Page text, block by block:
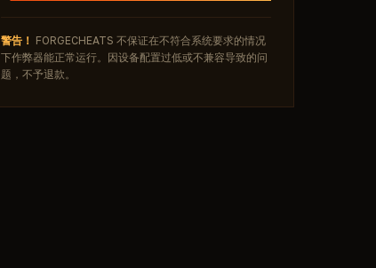
警告！ FORGECHEATS 不保证在不符合系统要求的情况
下作弊器能正常运行。因设备配置过低或不兼容导致的问
题，不予退款。